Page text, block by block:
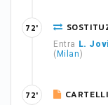
Entra L.
( Milan)
72'
72'